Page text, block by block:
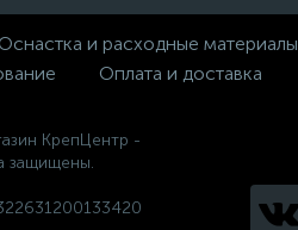
Оснастка и расходные материалы
Оплата и доставка
КрепЦентр -
защищены.